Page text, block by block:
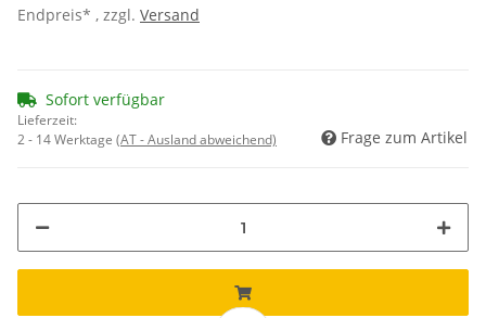
Endpreis* , zzgl. Versand
Sofort verfügbar
Lieferzeit:
2 - 14 Werktage (AT - Ausland abweichend) Frage zum Artikel